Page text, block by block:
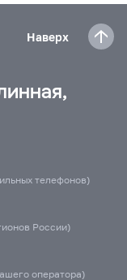
Наверх
телефонов)
России)
оператора)